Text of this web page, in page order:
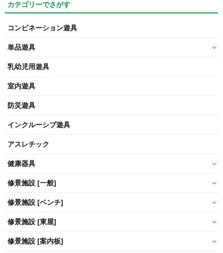
カテゴリーでさがす
コンビネーション遊具
単品遊具
乳幼児用遊具
室内遊具
防災遊具
インクルーシブ遊具
アスレチック
健康器具
修景施設 [一般]
修景施設 [ベンチ]
修景施設 [東屋]
修景施設 [案内板]